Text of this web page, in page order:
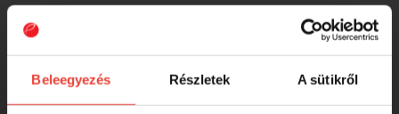
Beleegyezés Részletek A sütikről
Savage Gear CANNIBAL SHAD 6.8CM
3G CHPK 5PCS
-35%